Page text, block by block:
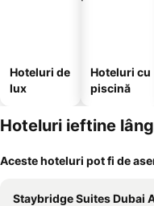
Hoteluri de
lux
Hoteluri cu
piscină
Hoteluri ieftine
Aceste hoteluri pot fi de
Staybridge Suites Dubai Al-maktoum Airport